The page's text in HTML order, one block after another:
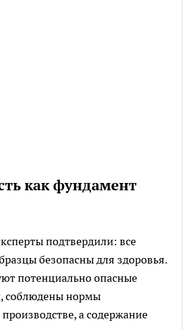
как фундамент
подтвердили: все
безопасны для здоровья.
потенциально опасные
соблюдены нормы
а содержание